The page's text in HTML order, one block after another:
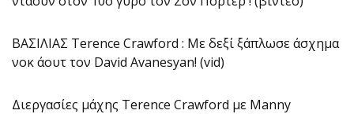
ΒΑΣΙΛΙΑΣ Terence Crawford : Με δεξί ξάπλωσε άσχημα
νοκ άουτ τον David Avanesyan! (vid)
Διεργασίες μάχης Terence Crawford με Manny